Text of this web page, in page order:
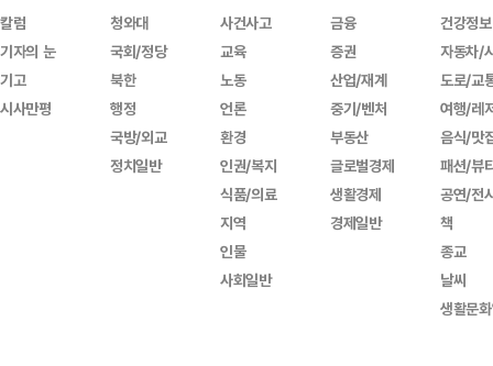
칼럼
기자의 눈
기고
시사만평
청와대
국회/정당
북한
행정
국방/외교
정치일반
사건사고
교육
노동
언론
환경
인권/복지
식품/의료
지역
인물
사회일반
금융
증권
산업/재계
중기/벤처
부동산
글로벌경제
생활경제
경제일반
건강정보
자동차/
도로/교
여행/레
음식/맛
패션/뷰
공연/전
책
종교
날씨
생활문